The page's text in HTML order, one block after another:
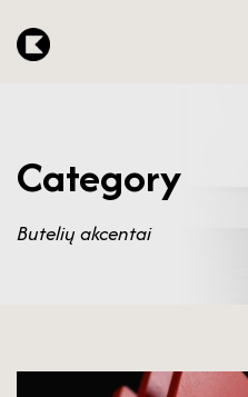
Category
Butelių akcentai